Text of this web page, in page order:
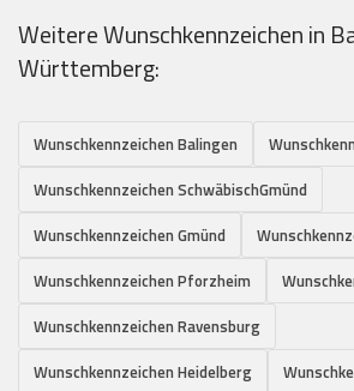
Weitere Wunschkennzeichen in
Württemberg:
Wunschkennzeichen Balingen
Wunschkennzeichen SchwäbischGmünd
Wunschkennzeichen Gmünd
Wunschkennzeichen Pforzheim
Wunschkennzeichen Ravensburg
Wunschkennzeichen Heidelberg